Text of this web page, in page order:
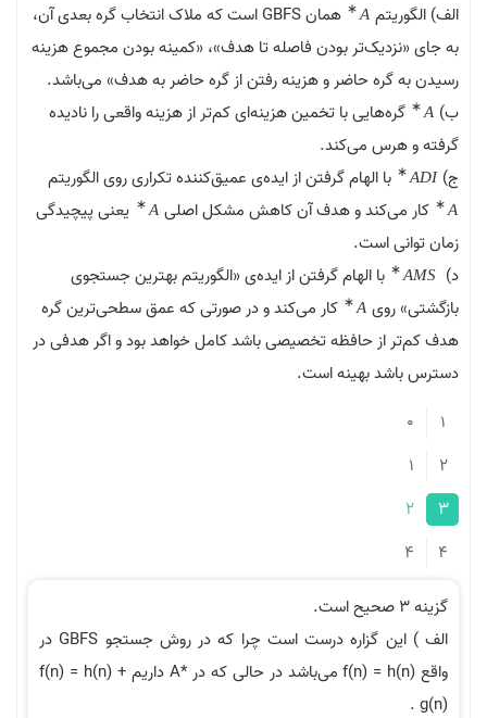
A
∗
همان GBFS است که ملاک انتخاب گره بعدی آن،
بودن فاصله تا هدف»، «کمینه بودن مجموع هزینه
حاضر و هزینه رفتن از گره حاضر به هدف» می‌باشد.
با تخمین هزینه‌ای کم‌تر از هزینه واقعی را نادیده
می‌کند.
الهام گرفتن از ایده‌ی عمیق‌کننده تکراری روی الگوریتم
و هدف آن کاهش مشکل اصلیA
∗یعنی پیچیدگی
است.
با الهام گرفتن از ایده‌ی «الگوریتم بهترین جستجوی
A
∗کار می‌کند و در صورتی که عمق سطحی‌ترین گره
حافظه تخصیصی باشد کامل خواهد بود و اگر هدفی در
بهینه است.
الف ) این گزاره درست است چرا که در روش جستجو GBFS در
A*
داریم f(n) = h(n) +